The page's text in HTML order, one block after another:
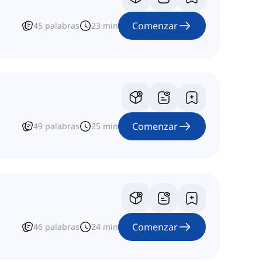
45 palabras 23 min Comenzar
49 palabras 25 min Comenzar
46 palabras 24 min Comenzar